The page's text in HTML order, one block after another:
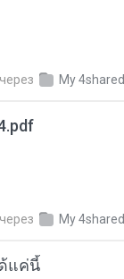
через My 4shared
через My 4shared
แค่นี้